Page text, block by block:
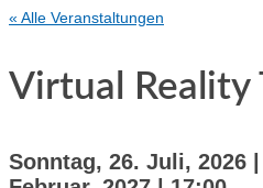
« Alle Veranstaltungen
Virtual Reality
Sonntag, 26. Juli, 2026